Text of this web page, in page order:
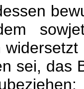
sei, das